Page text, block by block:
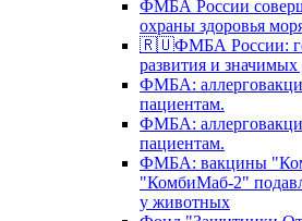
ФМБА России
охраны здоровья
🇷🇺ФМБА России:
развития и
ФМБА:
пациентам.
ФМБА:
пациентам.
ФМБА: вакцины
"КомбиМаб-2"
у животных